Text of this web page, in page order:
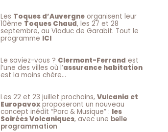
Les Toques d’Auvergne organisent leur
10ème Toques Chaud, les 27 et 28
septembre, au Viaduc de Garabit. Tout le
programme ICI
Le saviez-vous ? Clermont-Ferrand est
l’une des villes où l’assurance habitation
est la moins chère…
Les 22 et 23 juillet prochains, Vulcania et
Europavox proposeront un nouveau
concept inédit “Parc & Musique” : les
Soirées Volcaniques, avec une belle
programmation